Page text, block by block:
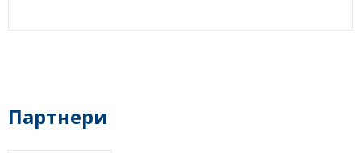
Партнери